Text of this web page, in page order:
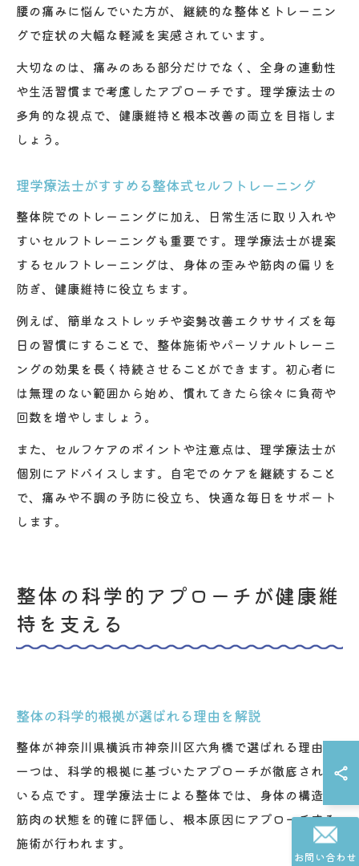
腰の痛みに悩んでいた方が、継続的な整体とトレーニン
グで症状の大幅な軽減を実感されています。
大切なのは、痛みのある部分だけでなく、全身の連動性
や生活習慣まで考慮したアプローチです。理学療法士の
多角的な視点で、健康維持と根本改善の両立を目指しま
しょう。
理学療法士がすすめる整体式セルフトレーニング
整体院でのトレーニングに加え、日常生活に取り入れや
すいセルフトレーニングも重要です。理学療法士が提案
するセルフトレーニングは、身体の歪みや筋肉の偏りを
防ぎ、健康維持に役立ちます。
例えば、簡単なストレッチや姿勢改善エクササイズを毎
日の習慣にすることで、整体施術やパーソナルトレーニ
ングの効果を長く持続させることができます。初心者に
は無理のない範囲から始め、慣れてきたら徐々に負荷や
回数を増やしましょう。
また、セルフケアのポイントや注意点は、理学療法士が
個別にアドバイスします。自宅でのケアを継続すること
で、痛みや不調の予防に役立ち、快適な毎日をサポート
します。
整体の科学的アプローチが健康維
持を支える
整体の科学的根拠が選ばれる理由を解説
整体が神奈川県横浜市神奈川区六角橋で選ばれる理由の
一つは、科学的根拠に基づいたアプローチが徹底されて
いる点です。理学療法士による整体では、身体の構造や
筋肉の状態を的確に評価し、根本原因にアプローチする
施術が行われます。
お問い合わせ